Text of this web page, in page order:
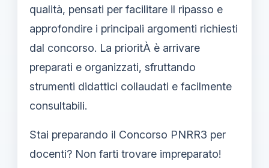
qualità, pensati per facilitare il ripasso e
approfondire i principali argomenti richiesti
dal concorso. La prioritÀ è arrivare
preparati e organizzati, sfruttando
strumenti didattici collaudati e facilmente
consultabili.
Stai preparando il Concorso PNRR3 per
docenti? Non farti trovare impreparato!